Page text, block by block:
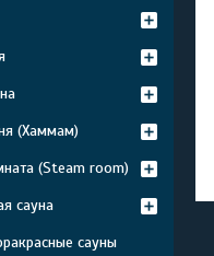
(Хаммам)
(Steam room)
сауна
сауны